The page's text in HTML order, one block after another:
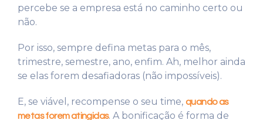
percebe se a empresa está no caminho certo ou
não.
Por isso, sempre defina metas para o mês,
trimestre, semestre, ano, enfim. Ah, melhor ainda
se elas forem desafiadoras (não impossíveis).
E, se viável, recompense o seu time, quando as
metas forem atingidas. A bonificação é forma de